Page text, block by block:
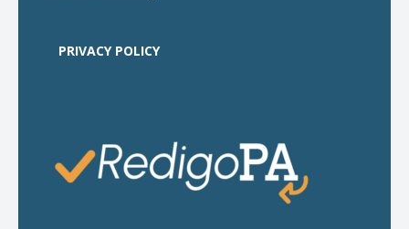
PRIVACY POLICY